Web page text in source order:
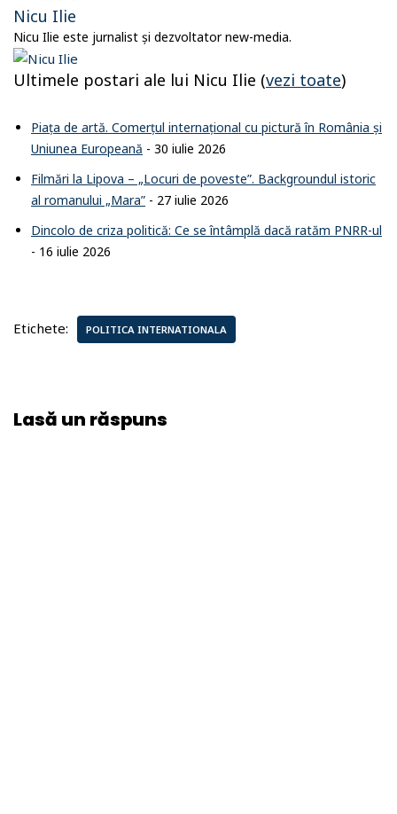
Nicu Ilie
Nicu Ilie este jurnalist și dezvoltator new-media.
Ultimele postari ale lui Nicu Ilie (vezi toate)
Piața de artă. Comerțul internațional cu pictură în România și
Uniunea Europeană - 30 iulie 2026
Filmări la Lipova – „Locuri de poveste”. Backgroundul istoric
al romanului „Mara” - 27 iulie 2026
Dincolo de criza politică: Ce se întâmplă dacă ratăm PNRR-ul
- 16 iulie 2026
Etichete: POLITICA INTERNATIONALA
Lasă un răspuns